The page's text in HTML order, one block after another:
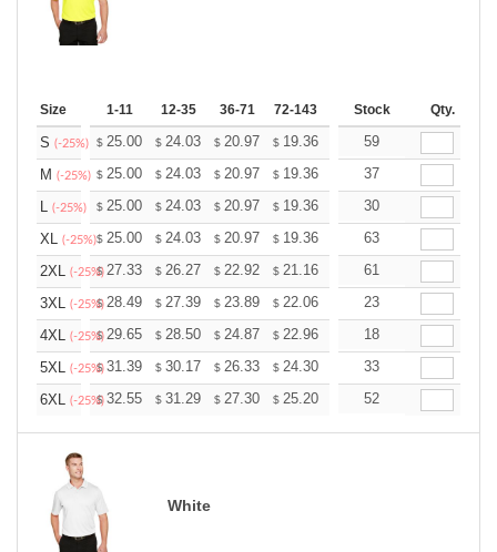
Size 1-11 12-35 36-71 72-143 144-287 288 + More
Stock Qty.
S (-25%) $ 25.00 $ 24.03 $ 20.97 $ 19.36 18.39
59
M (-25%) $ 25.00 $ 24.03 $ 20.97 $ 19.36 18.39
37
L (-25%) $ 25.00 $ 24.03 $ 20.97 $ 19.36 18.39
30
XL (-25%)$ 25.00 $ 24.03 $ 20.97 $ 19.36 18.39
63
2XL (-25%)
$27.33 $ 26.27 $ 22.92 $ 21.16 20.10
61
3XL (-25%)
$28.49 $ 27.39 $ 23.89 $ 22.06 20.95
23
4XL (-25%)
$29.65 $ 28.50 $ 24.87 $ 22.96 21.81
18
5XL (-25%)
$31.39 $ 30.17 $ 26.33 $ 24.30 23.08
33
6XL (-25%)
$32.55 $ 31.29 $ 27.30 $ 25.20 23.94
52
White